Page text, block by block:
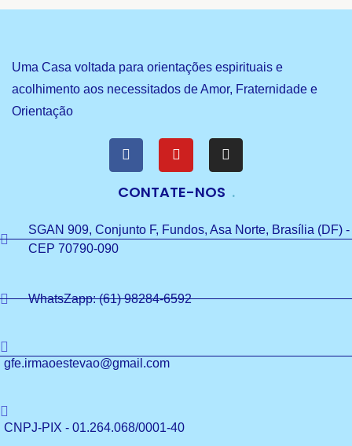
Uma Casa voltada para orientações espirituais e
acolhimento aos necessitados de Amor, Fraternidade e
Orientação
CONTATE-NOS
SGAN 909, Conjunto F, Fundos, Asa Norte, Brasília (DF) -
CEP 70790-090
WhatsZapp: (61) 98284-6592
gfe.irmaoestevao@gmail.com
CNPJ-PIX - 01.264.068/0001-40